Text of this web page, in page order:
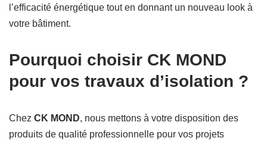
l’efficacité énergétique tout en donnant un nouveau look à
votre bâtiment.
Pourquoi choisir CK MOND
pour vos travaux d’isolation ?
Chez CK MOND, nous mettons à votre disposition des
produits de qualité professionnelle pour vos projets